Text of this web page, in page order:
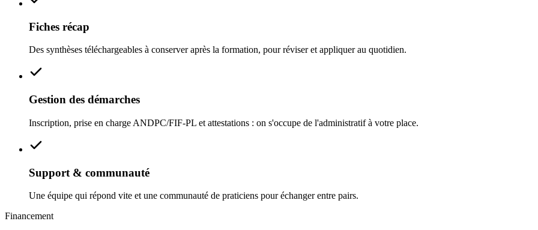
Fiches récap
Des synthèses téléchargeables à conserver après la formation, pour réviser et appliquer au quotidien.
Gestion des démarches
Inscription, prise en charge ANDPC/FIF‑PL et attestations : on s'occupe de l'administratif à votre place.
Support & communauté
Une équipe qui répond vite et une communauté de praticiens pour échanger entre pairs.
Financement